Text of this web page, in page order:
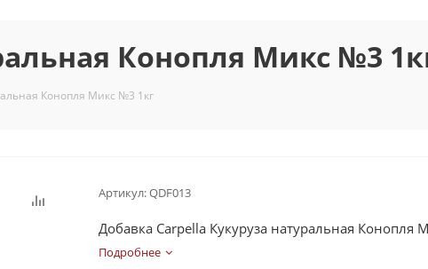
Конопля Микс №3
Конопля Микс №3 1кг
Артикул:QDF013
Добавка Carpella Кукуруза натуральная Конопля
Подробнее